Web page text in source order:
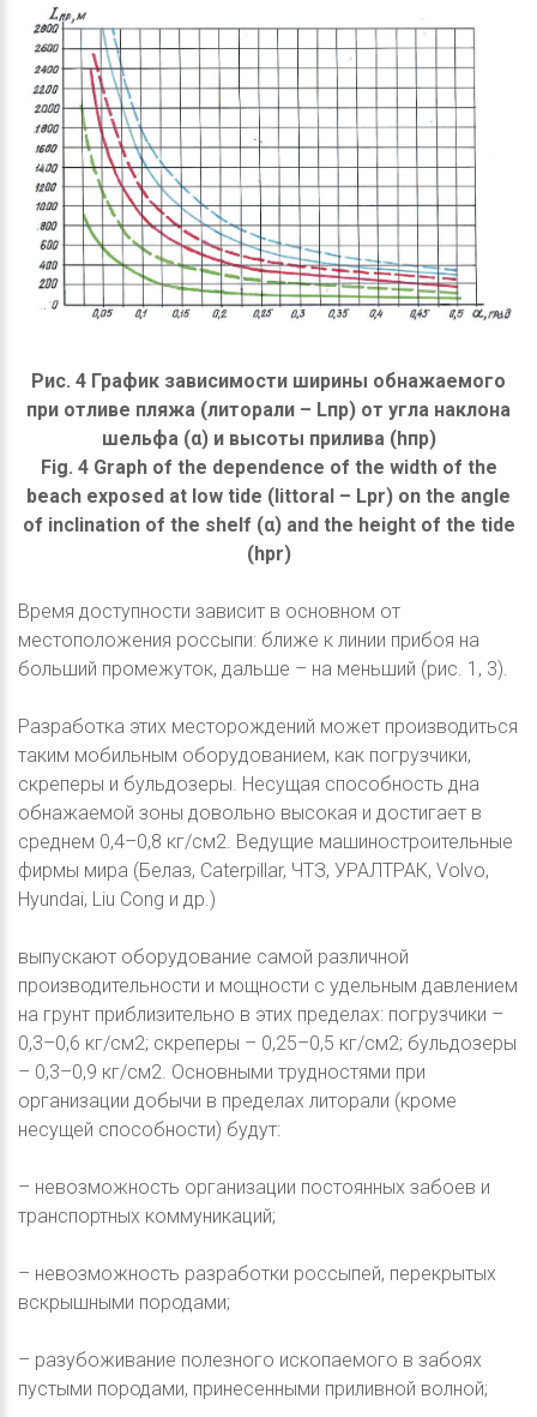
Рис. 4 График зависимости ширины обнажаемого
при отливе пляжа (литорали – Lпр) от угла наклона
шельфа (α) и высоты прилива (hпр)
Fig. 4 Graph of the dependence of the width of the
beach exposed at low tide (littoral – Lpr) on the angle
of inclination of the shelf (α) and the height of the tide
(hpr)
Время доступности зависит в основном от
местоположения россыпи: ближе к линии прибоя на
больший промежуток, дальше – на меньший (рис. 1, 3).
Разработка этих месторождений может производиться
таким мобильным оборудованием, как погрузчики,
скреперы и бульдозеры. Несущая способность дна
обнажаемой зоны довольно высокая и достигает в
среднем 0,4–0,8 кг/см2. Ведущие машиностроительные
фирмы мира (Белаз, Cаterpillar, ЧТЗ, УРАЛТРАК, Volvo,
Hyundai, Liu Cong и др.)
выпускают оборудование самой различной
производительности и мощности с удельным давлением
на грунт приблизительно в этих пределах: погрузчики –
0,3–0,6 кг/см2; скреперы – 0,25–0,5 кг/см2; бульдозеры
– 0,3–0,9 кг/см2. Основными трудностями при
организации добычи в пределах литорали (кроме
несущей способности) будут:
– невозможность организации постоянных забоев и
транспортных коммуникаций;
– невозможность разработки россыпей, перекрытых
вскрышными породами;
– разубоживание полезного ископаемого в забоях
пустыми породами, принесенными приливной волной;